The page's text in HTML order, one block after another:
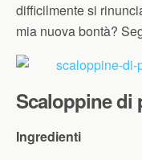
difficilmente si
mia nuova bontà?
Scaloppine di
Ingredienti